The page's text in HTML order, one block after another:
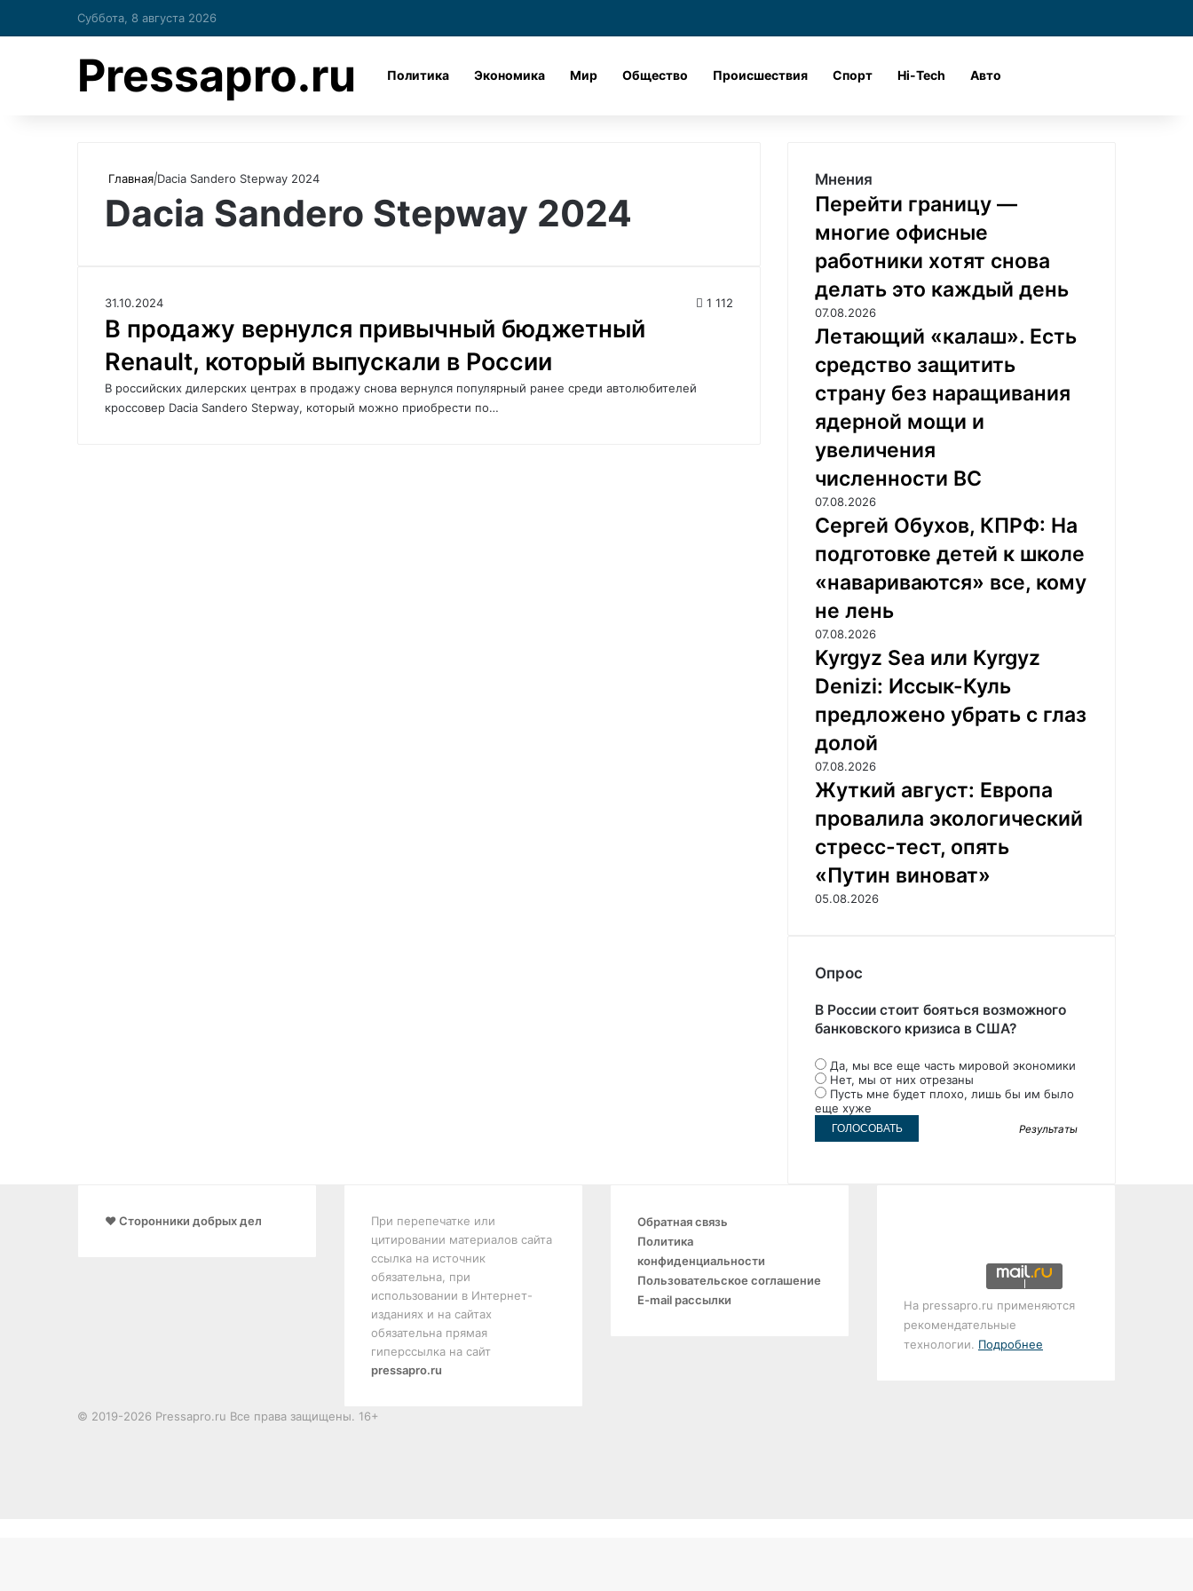
Суббота, 8 августа 2026
dzen
Pressapro.ru Политика Экономика Мир Общество Происшествия Спорт Hi-Tech Авто
Главная|Dacia Sandero Stepway 2024
Dacia Sandero Stepway 2024
31.10.2024 1 112
В продажу вернулся привычный бюджетный
Renault, который выпускали в России
В российских дилерских центрах в продажу снова вернулся популярный ранее среди автолюбителей
кроссовер Dacia Sandero Stepway, который можно приобрести по…
Мнения
Перейти границу —
многие офисные
работники хотят снова
делать это каждый день
07.08.2026
Летающий «калаш». Есть
средство защитить
страну без наращивания
ядерной мощи и
увеличения
численности ВС
07.08.2026
Сергей Обухов, КПРФ: На
подготовке детей к школе
«навариваются» все, кому
не лень
07.08.2026
Kyrgyz Sea или Kyrgyz
Denizi: Иссык-Куль
предложено убрать с глаз
долой
07.08.2026
Жуткий август: Европа
провалила экологический
стресс-тест, опять
«Путин виноват»
05.08.2026
Опрос
В России стоит бояться возможного
банковского кризиса в США?
Да, мы все еще часть мировой экономики
Нет, мы от них отрезаны
Пусть мне будет плохо, лишь бы им было
еще хуже
Результаты
❤️ Сторонники добрых дел
При перепечатке или
цитировании материалов сайта
ссылка на источник
обязательна, при
использовании в Интернет-
изданиях и на сайтах
обязательна прямая
гиперссылка на сайт
pressapro.ru
Обратная связь
Политика
конфиденциальности
Пользовательское соглашение
E-mail рассылки
На pressapro.ru применяются
рекомендательные
технологии. Подробнее
© 2019-2026 Pressapro.ru Все права защищены. 16+